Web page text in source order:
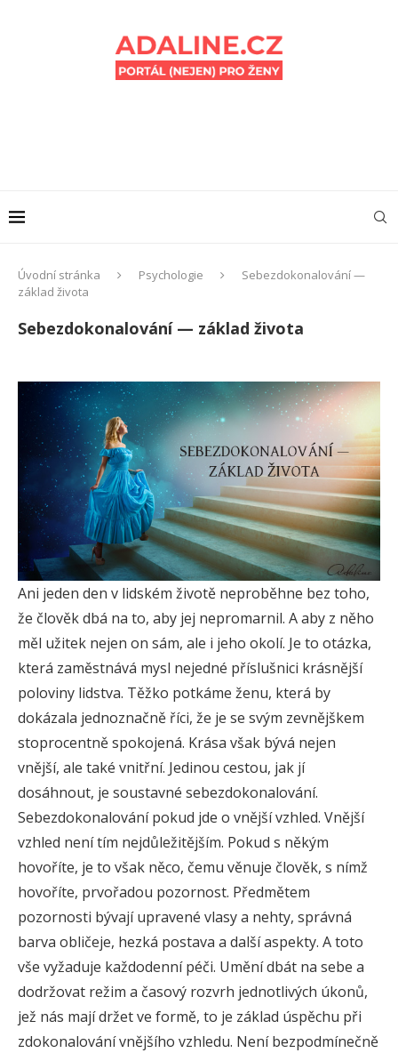
Úvodní stránka Psychologie
Sebezdokonalování —
základ života
Sebezdokonalování — základ života
Ani jeden den v lidském životě neproběhne bez toho,
že člověk dbá na to, aby jej nepromarnil. A aby z něho
měl užitek nejen on sám, ale i jeho okolí. Je to otázka,
která zaměstnává mysl nejedné příslušnici krásnější
poloviny lidstva. Těžko potkáme ženu, která by
dokázala jednoznačně říci, že je se svým zevnějškem
stoprocentně spokojená. Krása však bývá nejen
vnější, ale také vnitřní. Jedinou cestou, jak jí
dosáhnout, je soustavné sebezdokonalování.
Sebezdokonalování pokud jde o vnější vzhled. Vnější
vzhled není tím nejdůležitějším. Pokud s někým
hovoříte, je to však něco, čemu věnuje člověk, s nímž
hovoříte, prvořadou pozornost. Předmětem
pozornosti bývají upravené vlasy a nehty, správná
barva obličeje, hezká postava a další aspekty. A toto
vše vyžaduje každodenní péči. Umění dbát na sebe a
dodržovat režim a časový rozvrh jednotlivých úkonů,
jež nás mají držet ve formě, to je základ úspěchu při
zdokonalování vnějšího vzhledu. Není bezpodmínečně